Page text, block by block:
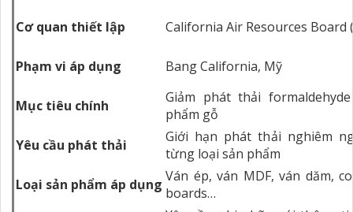
Cơ quan thiết lập California Air Resources Board
Phạm vi áp dụng Bang California, Mỹ
Mục tiêu chính
Giảm phát thải
phẩm gỗ
Yêu cầu phát thải
Giới hạn phát thải nghiêm
từng loại sản phẩm
Loại sản phẩm áp dụng Ván ép, ván MDF, ván dăm,
boards…